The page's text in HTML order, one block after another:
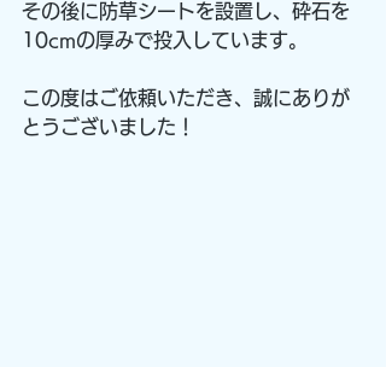
その後に防草シートを設置し、砕石を
10cmの厚みで投入しています。
この度はご依頼いただき、誠にありが
とうございました！